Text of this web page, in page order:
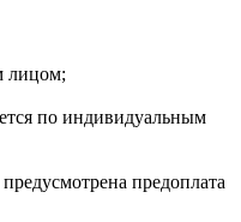
лицом;
по индивидуальным
предоплата